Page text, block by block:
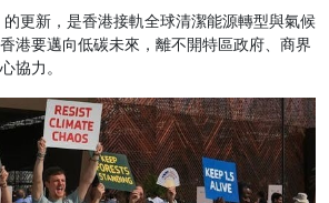
的更新，是香港接軌全球清潔能源轉型與氣候
港要邁向低碳未來，離不開特區政府、商界
協力。